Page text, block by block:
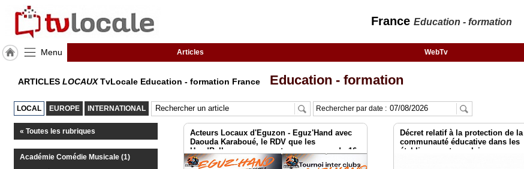
France Education - formation
Menu Articles WebTv
TvLocale
France
Accueil
ARTICLES LOCAUXTvLocale Education - formation France Education - formation
LOCAL EUROPE INTERNATIONAL Rechercher par date :
« Toutes les rubriques
Académie Comédie Musicale (1)
Acteurs Locaux d'Eguzon - Eguz'Hand avec
Daouda Karaboué, le RDV que les
HandBalleurs ne peuvent pas manquer du 16
au 21 aout 2026
Décret relatif à la protection de la
communauté éducative dans les
établissements scolaires